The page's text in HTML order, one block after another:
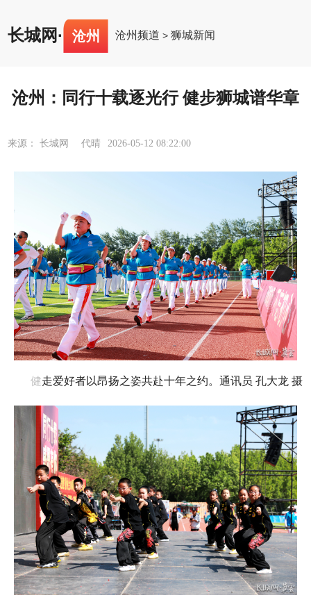
长城网· 沧州 沧州频道 >狮城新闻
沧州：同行十载逐光行 健步狮城谱华章
来源： 长城网 代晴 2026-05-12 08:22:00
健走爱好者以昂扬之姿共赴十年之约。通讯员 孔大龙 摄